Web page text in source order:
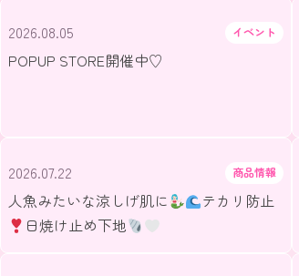
2026.08.05 イベント
POPUP STORE開催中♡
2026.07.22 商品情報
人魚みたいな涼しげ肌に
テカリ防止
日焼け止め下地